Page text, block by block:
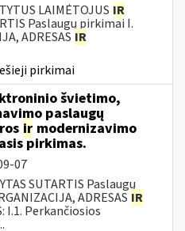
LAIMĖTOJUS IR
Paslaugų pirkimai I.
ADRESAS IR
pirkimai
švietimo,
paslaugų
ir modernizavimo
pirkimas.
07
SUTARTIS Paslaugų
ADRESAS IR
I.1. Perkančiosios